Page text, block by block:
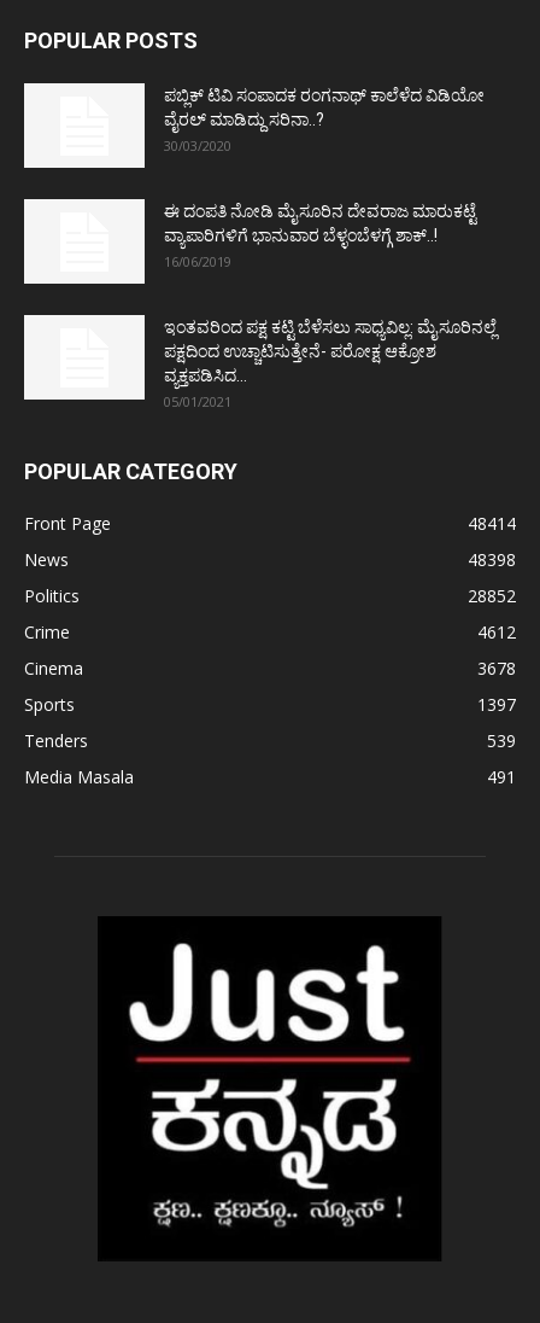
POPULAR POSTS
ಪಬ್ಲಿಕ್ ಟಿವಿ ಸಂಪಾದಕ ರಂಗನಾಥ್ ಕಾಲೆಳೆದ ವಿಡಿಯೋ
ವೈರಲ್ ಮಾಡಿದ್ದು ಸರಿನಾ..?
30/03/2020
ಈ ದಂಪತಿ ನೋಡಿ ಮೈಸೂರಿನ ದೇವರಾಜ ಮಾರುಕಟ್ಟೆ
ವ್ಯಾಪಾರಿಗಳಿಗೆ ಭಾನುವಾರ ಬೆಳ್ಳಂಬೆಳಗ್ಗೆ ಶಾಕ್..!
16/06/2019
ಇಂತವರಿಂದ ಪಕ್ಷ ಕಟ್ಟಿ ಬೆಳೆಸಲು ಸಾಧ್ಯವಿಲ್ಲ: ಮೈಸೂರಿನಲ್ಲೆ
ಪಕ್ಷದಿಂದ ಉಚ್ಚಾಟಿಸುತ್ತೇನೆ- ಪರೋಕ್ಷ ಆಕ್ರೋಶ
ವ್ಯಕ್ತಪಡಿಸಿದ...
05/01/2021
POPULAR CATEGORY
Front Page
48414
News
48398
Politics
28852
Crime
4612
Cinema
3678
Sports
1397
Tenders
539
Media Masala
491